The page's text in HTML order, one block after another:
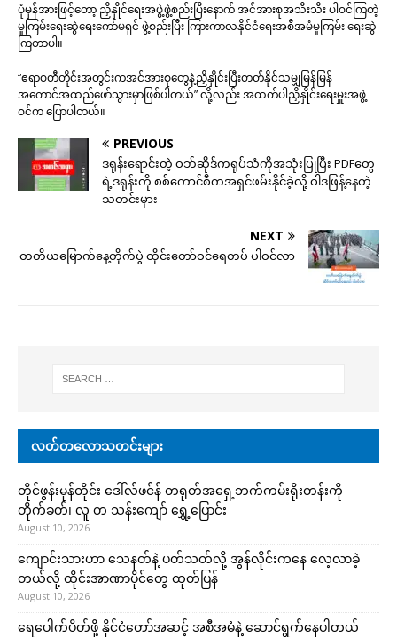
ပုံမှန်အားဖြင့်တော့ ညှိနှိုင်ရေးအဖွဲ့ဖွဲ့စည်းပြီးနောက် အင်အားစုအသီးသီး ပါဝင်ကြတဲ့
မူကြမ်းရေးဆွဲရေးကော်မရှင် ဖွဲ့စည်းပြီး ကြားကာလနိုင်ငံရေးအစီအမံမူကြမ်း ရေးဆွဲ
ကြတာပါ။
“ဧရာဝတီတိုင်းအတွင်းကအင်အားစုတွေနဲ့ညှိနှိုင်းပြီးတတ်နိုင်သမျှမြန်မြန်
အကောင်အထည်ဖော်သွားမှာဖြစ်ပါတယ်” လို့လည်း အထက်ပါညှိနှိုင်းရေးမှူးအဖွဲ့
ဝင်က ပြောပါတယ်။
PREVIOUS
ဒရုန်းရောင်းတဲ့ ဝဘ်ဆိုဒ်ကရုပ်သံကိုအသုံးပြုပြီး PDFတွေ
ရဲ့ဒရုန်းကို စစ်ကောင်စီကအရှင်ဖမ်းနိုင်ခဲ့လို့ ဝါဒဖြန့်နေတဲ့
သတင်းမှား
NEXT
တတိယမြောက်နေ့တိုက်ပွဲ ထိုင်းတော်ဝင်ရေတပ် ပါဝင်လာ
လတ်တလောသတင်းများ
တိုင်ဖွန်းမုန်တိုင်း ဒေါ်လ်ဖင်န် တရုတ်အရှေ့ဘက်ကမ်းရိုးတန်းကို
တိုက်ခတ်၊ လူ တ သန်းကျော် ရွှေ့ပြောင်း
August 10, 2026
ကျောင်းသားဟာ သေနတ်နဲ့ ပတ်သတ်လို့ အွန်လိုင်းကနေ လေ့လာခဲ့
တယ်လို့ ထိုင်းအာဏာပိုင်တွေ ထုတ်ပြန်
August 10, 2026
ရေပေါက်ပိတ်ဖို့ နိုင်ငံတော်အဆင့် အစီအမံနဲ့ ဆောင်ရွက်နေပါတယ်